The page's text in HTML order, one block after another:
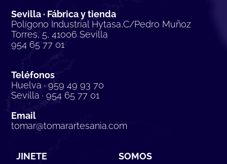
Sevilla · Fábrica y tienda
Polígono Industrial Hytasa,C/Pedro Muñoz
Torres, 5, 41006 Sevilla
954 65 77 01
Teléfonos
Huelva · 959 49 93 70
Sevilla · 954 65 77 01
Email
tomar@tomarartesania.com
JINETE
SOMOS